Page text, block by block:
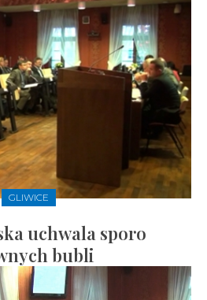
GLIWICE
uchwala sporo
bubli